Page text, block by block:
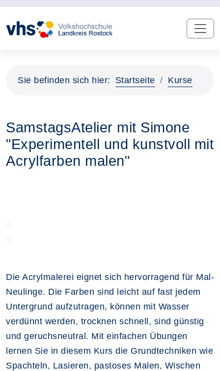
Sie befinden sich hier: Startseite Kurse
SamstagsAtelier mit Simone
"Experimentell und kunstvoll mit
Acrylfarben malen"
Die Acrylmalerei eignet sich hervorragend für Mal-
Neulinge. Die Farben sind leicht auf fast jedem
Untergrund aufzutragen, können mit Wasser
verdünnt werden, trocknen schnell, sind günstig
und geruchsneutral. Mit einfachen Übungen
lernen Sie in diesem Kurs die Grundtechniken wie
Spachteln, Lasieren, pastoses Malen, Wischen